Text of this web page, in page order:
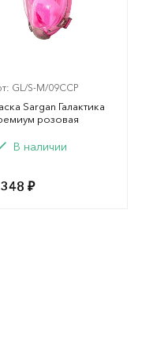
GL/S-M/09CCP
Sargan Галактика
розовая
В наличии
₽
оранжевая